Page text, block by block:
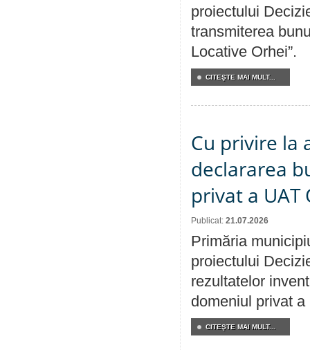
proiectului
transmiterea
Locative Orhei”.
CITEŞTE MAI MULT...
Cu privire la
declararea
privat a UAT
Publicat: 21.07.2026
Primăria
proiectului
rezultatelor
domeniul privat a
CITEŞTE MAI MULT...